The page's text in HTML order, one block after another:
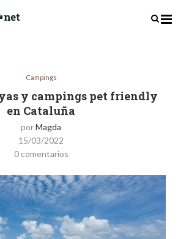
Campings
y campings pet friendly
en Cataluña
porMagda
15/03/2022
0 comentarios